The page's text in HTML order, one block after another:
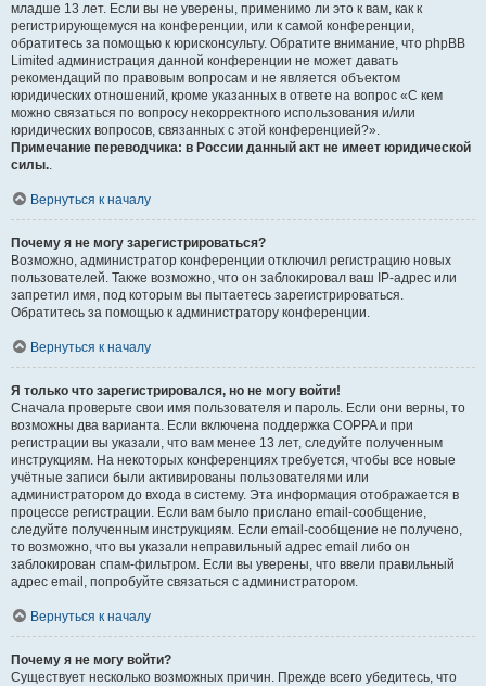
младше 13 лет. Если вы не уверены, применимо ли это к вам, как к
регистрирующемуся на конференции, или к самой конференции,
обратитесь за помощью к юрисконсульту. Обратите внимание, что phpBB
Limited администрация данной конференции не может давать
рекомендаций по правовым вопросам и не является объектом
юридических отношений, кроме указанных в ответе на вопрос «С кем
можно связаться по вопросу некорректного использования и/или
юридических вопросов, связанных с этой конференцией?».
Примечание переводчика: в России данный акт не имеет юридической
силы..
Вернуться к началу
Почему я не могу зарегистрироваться?
Возможно, администратор конференции отключил регистрацию новых
пользователей. Также возможно, что он заблокировал ваш IP-адрес или
запретил имя, под которым вы пытаетесь зарегистрироваться.
Обратитесь за помощью к администратору конференции.
Вернуться к началу
Я только что зарегистрировался, но не могу войти!
Сначала проверьте свои имя пользователя и пароль. Если они верны, то
возможны два варианта. Если включена поддержка COPPA и при
регистрации вы указали, что вам менее 13 лет, следуйте полученным
инструкциям. На некоторых конференциях требуется, чтобы все новые
учётные записи были активированы пользователями или
администратором до входа в систему. Эта информация отображается в
процессе регистрации. Если вам было прислано email-сообщение,
следуйте полученным инструкциям. Если email-сообщение не получено,
то возможно, что вы указали неправильный адрес email либо он
заблокирован спам-фильтром. Если вы уверены, что ввели правильный
адрес email, попробуйте связаться с администратором.
Вернуться к началу
Почему я не могу войти?
Существует несколько возможных причин. Прежде всего убедитесь, что